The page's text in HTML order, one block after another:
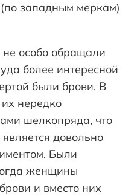
западным меркам)
особо обращали
более интересной
были брови. В
нередко
шелкопряда, что
довольно
Были
женщины
и вместо них